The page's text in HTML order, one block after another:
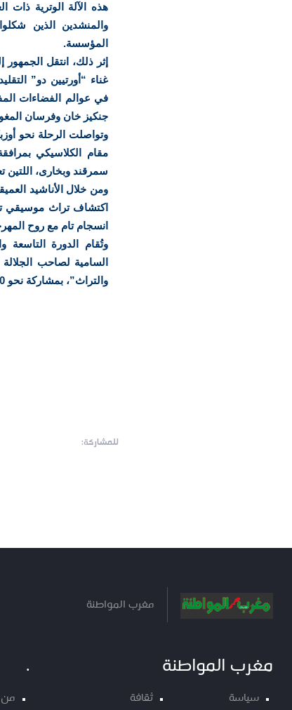
هذه الآلة الوترية ذات
والمنشدين الذين
المؤسسة.
إثر ذلك، انتقل
غناء “أورتيين دو”
في عوالم الفضاءات
جنكيز خان وفرسان
وتواصلت الرحلة نحو
مقام الكلاسيكي
سمرقند وبخارى، اللتين
ومن خلال الأناشيد
اكتشاف تراث موسيقي
انسجام تام مع روح
وتُقام الدورة
السامية لصاحب
والتراث”، بمشاركة نحو 160 فنانا من مختلف أنحاء العالم، يُقدمون 18 عرضا فنيا متنوعا.
للمشاركة:
مغرب المواطنة
مغرب المواطنة
سياسة ثقافة
.